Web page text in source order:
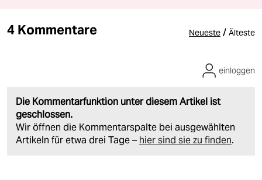
4 Kommentare Neueste / Älteste
Die Kommentarfunktion unter diesem Artikel ist
geschlossen.
Wir öffnen die Kommentarspalte bei ausgewählten
Artikeln für etwa drei Tage – hier sind sie zu finden.
einloggen